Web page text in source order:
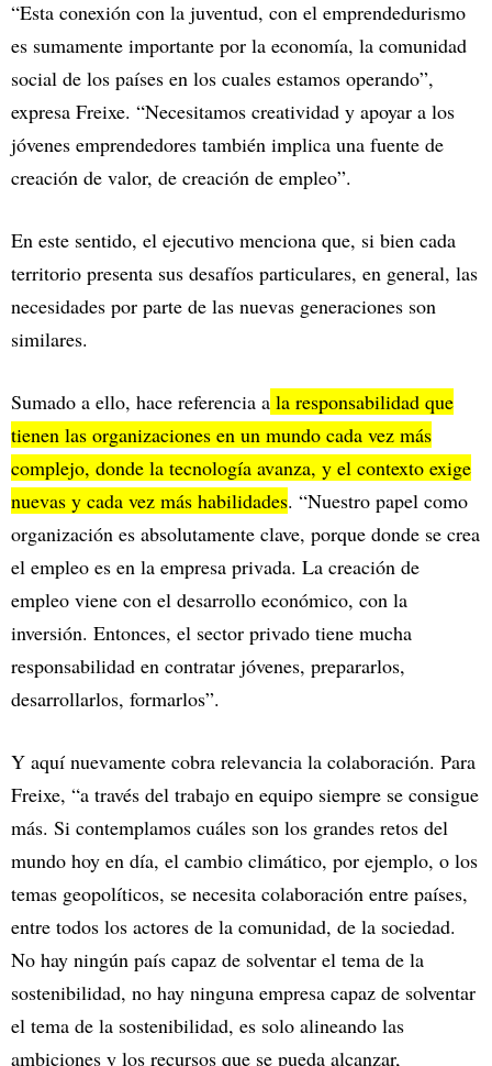
“Esta conexión con la juventud, con el emprendedurismo
es sumamente importante por la economía, la comunidad
social de los países en los cuales estamos operando”,
expresa Freixe. “Necesitamos creatividad y apoyar a los
jóvenes emprendedores también implica una fuente de
creación de valor, de creación de empleo”.
En este sentido, el ejecutivo menciona que, si bien cada
territorio presenta sus desafíos particulares, en general, las
necesidades por parte de las nuevas generaciones son
similares.
Sumado a ello, hace referencia a la responsabilidad que
tienen las organizaciones en un mundo cada vez más
complejo, donde la tecnología avanza, y el contexto exige
nuevas y cada vez más habilidades. “Nuestro papel como
organización es absolutamente clave, porque donde se crea
el empleo es en la empresa privada. La creación de
empleo viene con el desarrollo económico, con la
inversión. Entonces, el sector privado tiene mucha
responsabilidad en contratar jóvenes, prepararlos,
desarrollarlos, formarlos”.
Y aquí nuevamente cobra relevancia la colaboración. Para
Freixe, “a través del trabajo en equipo siempre se consigue
más. Si contemplamos cuáles son los grandes retos del
mundo hoy en día, el cambio climático, por ejemplo, o los
temas geopolíticos, se necesita colaboración entre países,
entre todos los actores de la comunidad, de la sociedad.
No hay ningún país capaz de solventar el tema de la
sostenibilidad, no hay ninguna empresa capaz de solventar
el tema de la sostenibilidad, es solo alineando las
ambiciones y los recursos que se pueda alcanzar,